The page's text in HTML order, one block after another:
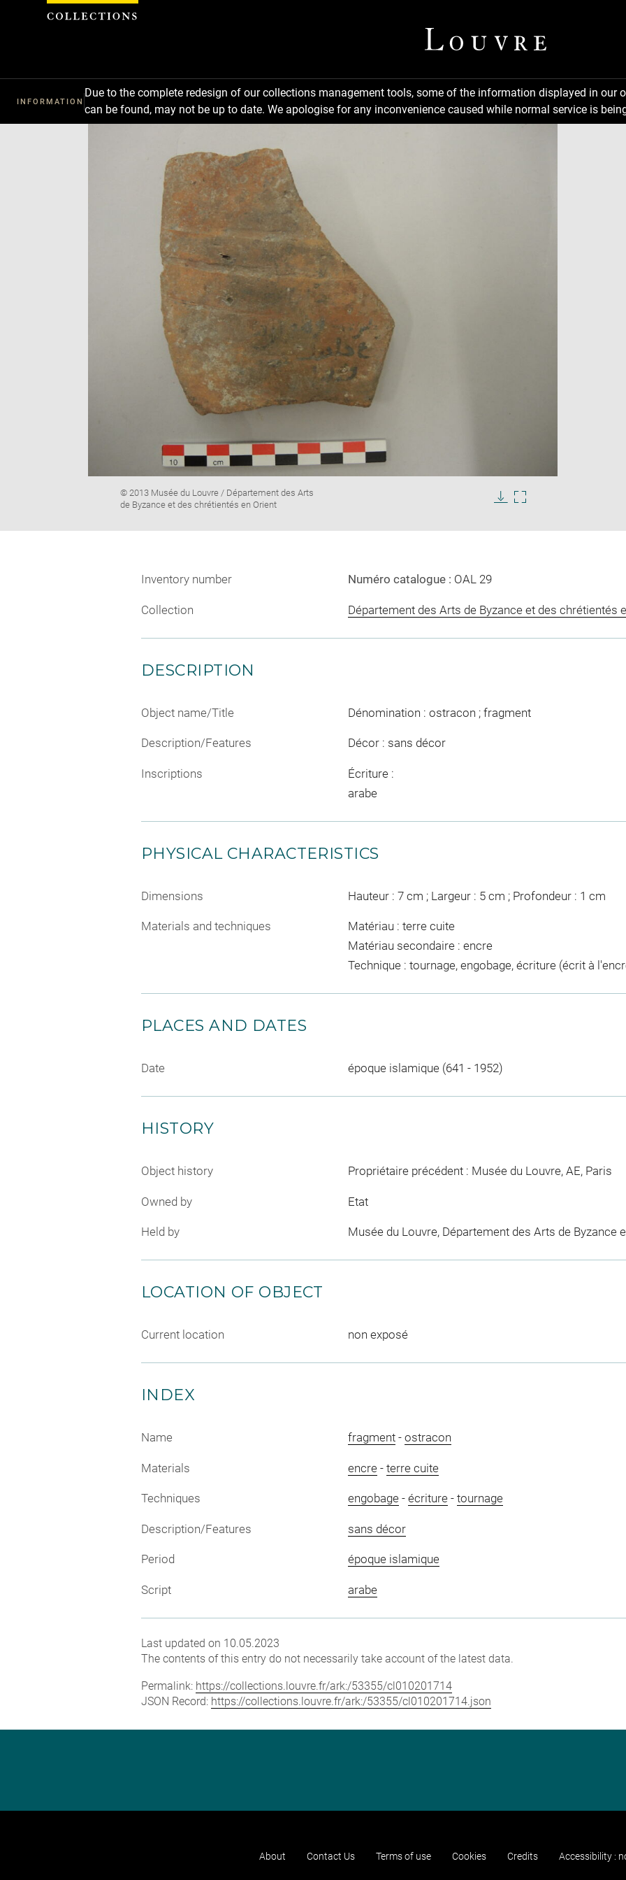
INFORMATION
Due to the complete redesign of our collections management tools, some of the information displayed in
can be found, may not be up to date. We apologise for any inconvenience caused while normal service is
Image
caption:
© 2013 Musée du Louvre / Département des Arts
de Byzance et des chrétientés en Orient
Inventory number Numéro catalogue : OAL 29
Collection Département des Arts de Byzance et des chrétientés
DESCRIPTION
Object name/Title Dénomination : ostracon ; fragment
Description/Features Décor : sans décor
Inscriptions
Écriture :
arabe
PHYSICAL CHARACTERISTICS
Dimensions Hauteur : 7 cm ; Largeur : 5 cm ; Profondeur : 1 cm
Materials and techniques
Matériau : terre cuite
Matériau secondaire : encre
Technique : tournage, engobage, écriture (écrit à
PLACES AND DATES
Date époque islamique (641 - 1952)
HISTORY
Object history Propriétaire précédent : Musée du Louvre, AE, Paris
Owned by Etat
Held by Musée du Louvre, Département des Arts de Byzance
LOCATION OF OBJECT
Current location non exposé
INDEX
Name fragment- ostracon
Materials encre- terre cuite
Techniques engobage- écriture- tournage
Description/Features sans décor
Period époque islamique
Script arabe
Last updated on 10.05.2023
The contents of this entry do not necessarily take account of the latest data.
Permalink: https://collections.louvre.fr/ark:/53355/cl010201714
JSON Record: https://collections.louvre.fr/ark:/53355/cl010201714.json
About Contact Us Terms of use Cookies Credits Accessibility :
Cookies management panel